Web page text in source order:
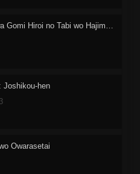
Saijaku Tamer wa Gomi Hiroi no Tabi wo Hajimemashita Dublado
Joshikou-hen
Owarasetai